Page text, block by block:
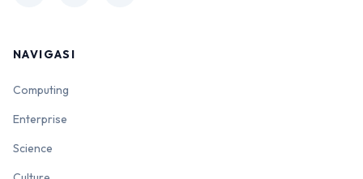
NAVIGASI
Computing
Enterprise
Science